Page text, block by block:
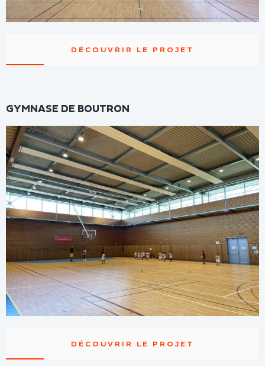
DÉCOUVRIR LE PROJET
GYMNASE DE BOUTRON
DÉCOUVRIR LE PROJET